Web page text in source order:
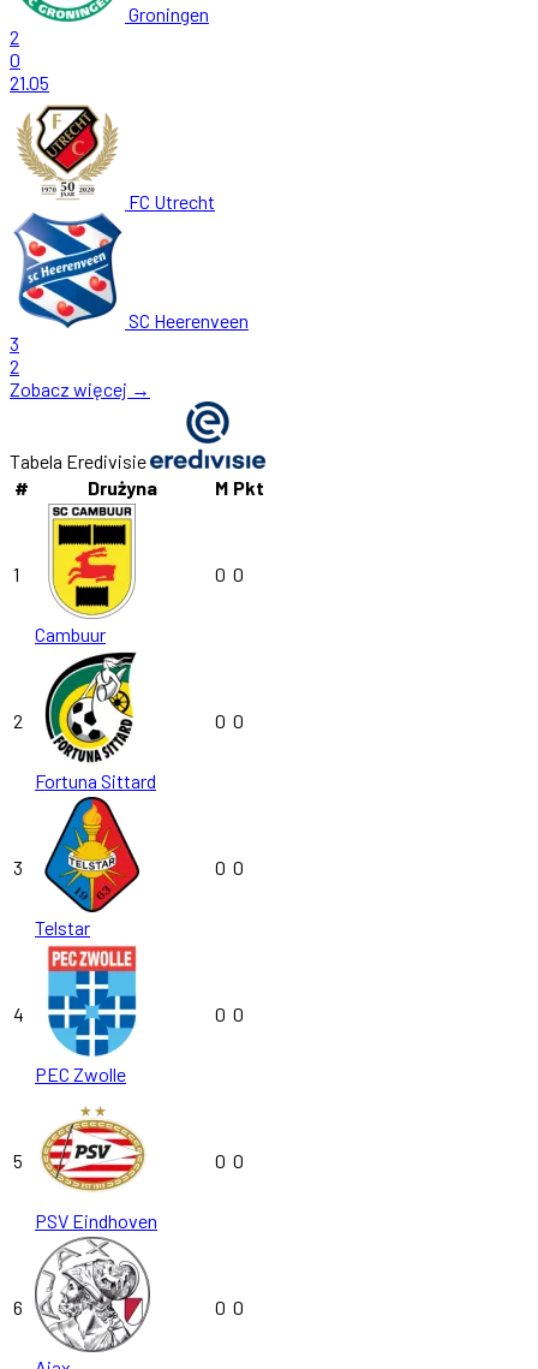
Groningen
2
0
21.05
FC Utrecht
SC Heerenveen
3
2
Zobacz więcej →
Tabela Eredivisie
#
Drużyna M Pkt
1
Cambuur
0 0
2
Fortuna Sittard
0 0
3
Telstar
0 0
4
PEC Zwolle
0 0
5
PSV Eindhoven
0 0
6 0 0